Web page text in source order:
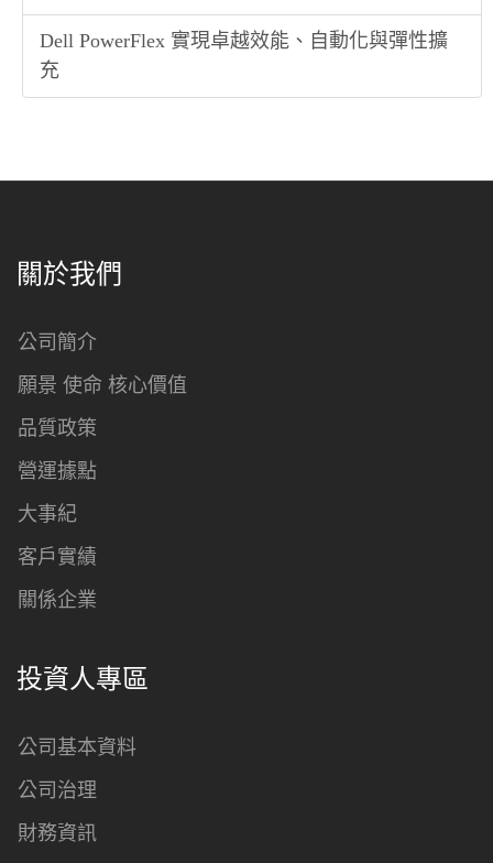
Dell PowerFlex 實現卓越效能、自動化與彈性擴
充
關於我們
公司簡介
願景 使命 核心價值
品質政策
營運據點
大事紀
客戶實績
關係企業
投資人專區
公司基本資料
公司治理
財務資訊